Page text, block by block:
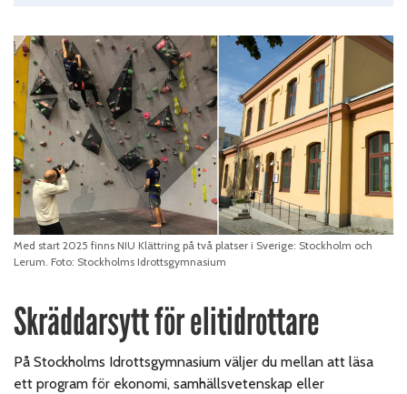
Med start 2025 finns NIU Klättring på två platser i Sverige: Stockholm och
Lerum. Foto: Stockholms Idrottsgymnasium
Skräddarsytt för elitidrottare
På Stockholms Idrottsgymnasium väljer du mellan att läsa
ett program för ekonomi, samhällsvetenskap eller